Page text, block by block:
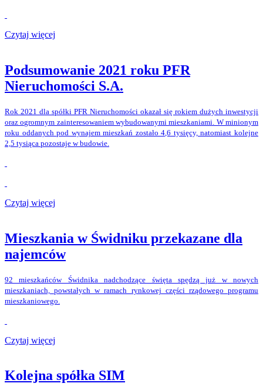
Czytaj więcej
Podsumowanie 2021 roku PFR
Nieruchomości S.A.
Rok 2021 dla spółki PFR Nieruchomości okazał się rokiem dużych inwestycji
oraz ogromnym zainteresowaniem wybudowanymi mieszkaniami. W minionym
roku oddanych pod wynajem mieszkań zostało 4,6 tysięcy, natomiast kolejne
2,5 tysiąca pozostaje w budowie.
Czytaj więcej
Mieszkania w Świdniku przekazane dla
najemców
92 mieszkańców Świdnika nadchodzące święta spędzą już w nowych
mieszkaniach, powstałych w ramach rynkowej części rządowego programu
mieszkaniowego.
Czytaj więcej
Kolejna spółka SIM